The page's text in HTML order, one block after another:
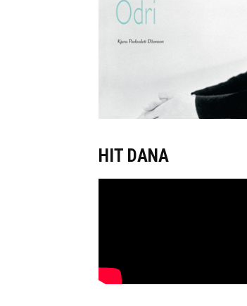
HIT DANA